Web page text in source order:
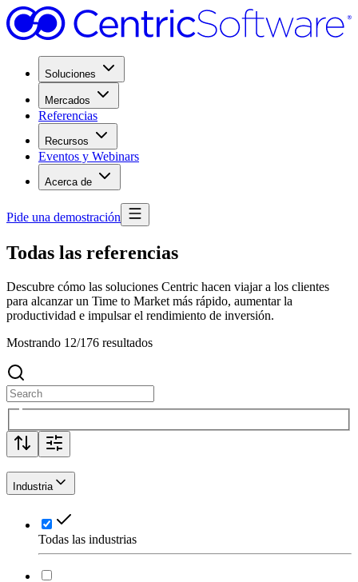
Soluciones
Mercados
Referencias
Recursos
Eventos y Webinars
Acerca de
Pide una demostración
Todas las referencias
Descubre cómo las soluciones Centric hacen viajar a los clientes
para alcanzar un Time to Market más rápido, aumentar la
productividad e impulsar el rendimiento de inversión.
Mostrando 12/176 resultados
Industria
Todas las industrias